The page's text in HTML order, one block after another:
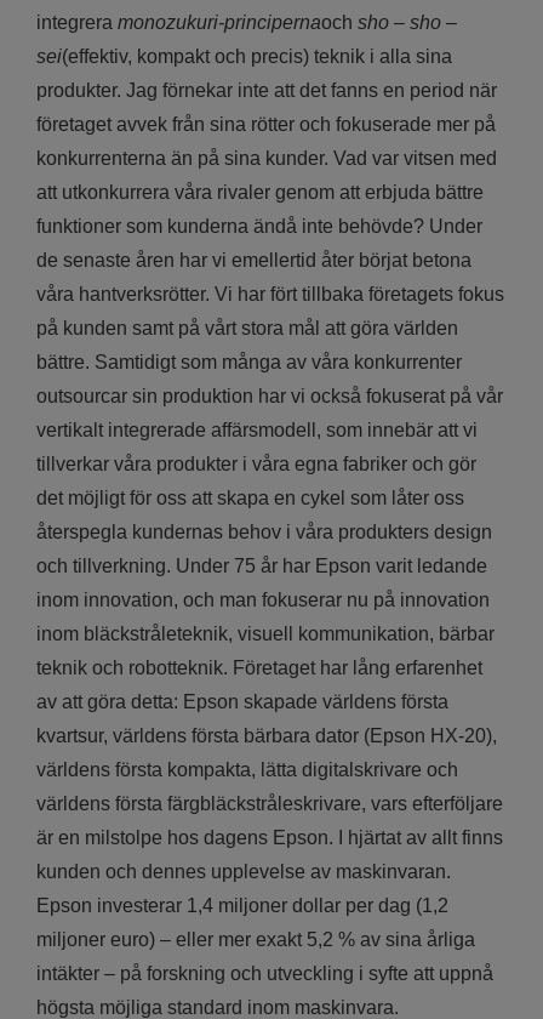
integrera monozukuri-principernaoch sho – sho –
sei(effektiv, kompakt och precis) teknik i alla sina
produkter. Jag förnekar inte att det fanns en period när
företaget avvek från sina rötter och fokuserade mer på
konkurrenterna än på sina kunder. Vad var vitsen med
att utkonkurrera våra rivaler genom att erbjuda bättre
funktioner som kunderna ändå inte behövde? Under
de senaste åren har vi emellertid åter börjat betona
våra hantverksrötter. Vi har fört tillbaka företagets fokus
på kunden samt på vårt stora mål att göra världen
bättre. Samtidigt som många av våra konkurrenter
outsourcar sin produktion har vi också fokuserat på vår
vertikalt integrerade affärsmodell, som innebär att vi
tillverkar våra produkter i våra egna fabriker och gör
det möjligt för oss att skapa en cykel som låter oss
återspegla kundernas behov i våra produkters design
och tillverkning. Under 75 år har Epson varit ledande
inom innovation, och man fokuserar nu på innovation
inom bläckstråleteknik, visuell kommunikation, bärbar
teknik och robotteknik. Företaget har lång erfarenhet
av att göra detta: Epson skapade världens första
kvartsur, världens första bärbara dator (Epson HX-20),
världens första kompakta, lätta digitalskrivare och
världens första färgbläckstråleskrivare, vars efterföljare
är en milstolpe hos dagens Epson. I hjärtat av allt finns
kunden och dennes upplevelse av maskinvaran.
Epson investerar 1,4 miljoner dollar per dag (1,2
miljoner euro) – eller mer exakt 5,2 % av sina årliga
intäkter – på forskning och utveckling i syfte att uppnå
högsta möjliga standard inom maskinvara.